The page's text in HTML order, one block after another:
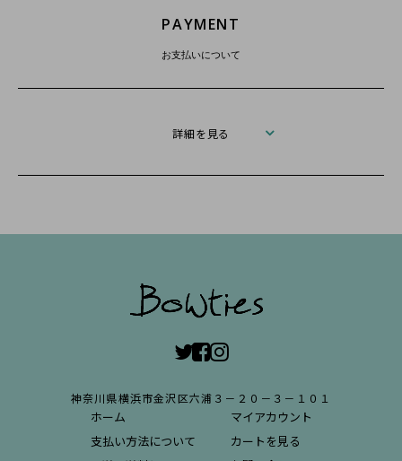
PAYMENT
お支払いについて
詳細を見る
神奈川県横浜市金沢区六浦３－２０－３－１０１
ホーム
支払い方法について
マイアカウント
カートを見る